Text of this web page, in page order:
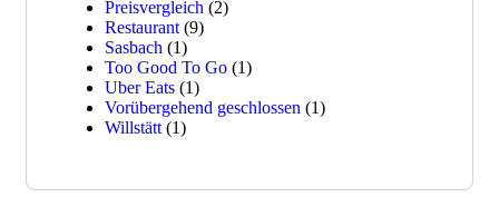
Preisvergleich (2)
Restaurant (9)
Sasbach (1)
Too Good To Go (1)
Uber Eats (1)
Vorübergehend geschlossen (1)
Willstätt (1)